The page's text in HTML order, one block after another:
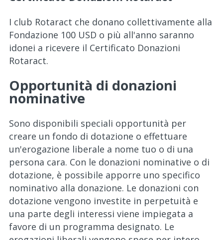
I club Rotaract che donano collettivamente alla
Fondazione 100 USD o più all'anno saranno
idonei a ricevere il Certificato Donazioni
Rotaract.
Opportunità di donazioni
nominative
Sono disponibili speciali opportunità per
creare un fondo di dotazione o effettuare
un'erogazione liberale a nome tuo o di una
persona cara. Con le donazioni nominative o di
dotazione, è possibile apporre uno specifico
nominativo alla donazione. Le donazioni con
dotazione vengono investite in perpetuità e
una parte degli interessi viene impiegata a
favore di un programma designato. Le